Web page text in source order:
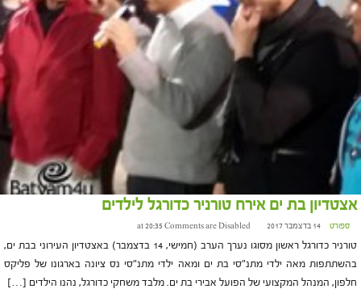
אצטדיון בת ים אירח טורניר כדורגל לילדים
ספורט 14 בדצמבר 2017 at 20:35 Comments are Disabled
טורניר כדורגל ראשון מסוגו נערך הערב (חמישי, 14 בדצמבר) באצטדיון העירוני בבת ים,
בהשתתפות מאה ילדי מתנ"סי בת ים ומאה ילדי מתנ"סי נס ציונה בארגונו של פליקס
חלפון, המנהל המקצועי של הפועל אבירי בת ים. מלבד משחקי כדורגל, נהנו הילדים […]